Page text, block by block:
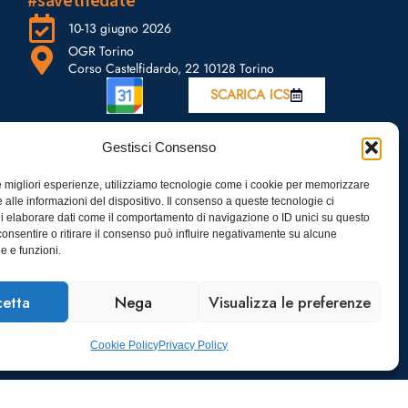
Gestisci Consenso
migliori esperienze, utilizziamo tecnologie come i cookie per memorizzare
alle informazioni del dispositivo. Il consenso a queste tecnologie ci
elaborare dati come il comportamento di navigazione o ID unici su questo
o ritirare il consenso può influire negativamente su alcune
e funzioni.
Nega Visualizza le preferenze
Cookie PolicyPrivacy Policy
10-13 giugno 2026
OGR Torino
Corso Castelfidardo, 22 10128 Torino
SCARICA ICS